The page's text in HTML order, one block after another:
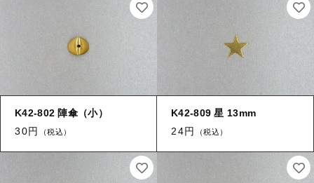
K42-802 陣傘（小）
30円
（税込）
K42-809 星 13mm
24円
（税込）